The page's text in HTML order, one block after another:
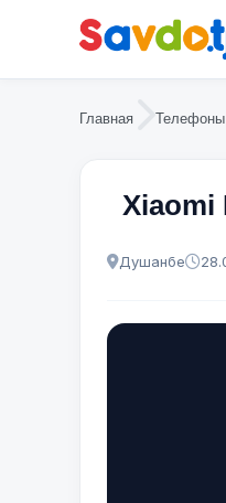
Главная
Xiaomi
Душанбе